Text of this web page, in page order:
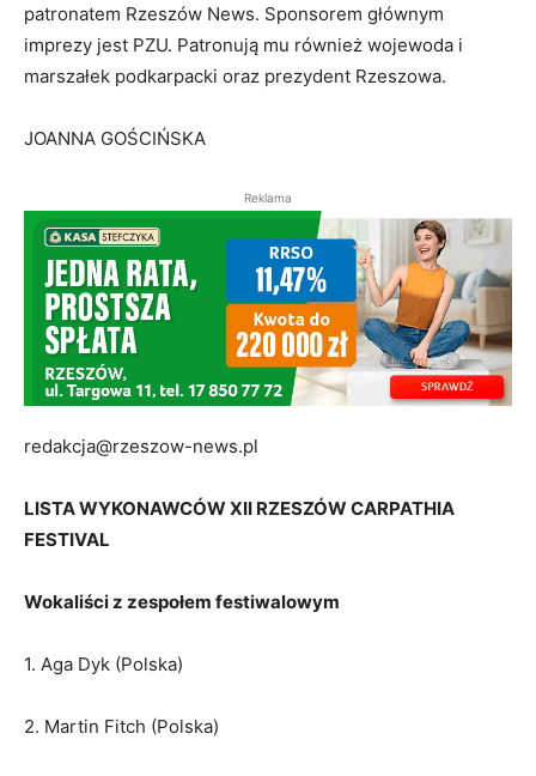
patronatem Rzeszów News. Sponsorem głównym
imprezy jest PZU. Patronują mu również wojewoda i
marszałek podkarpacki oraz prezydent Rzeszowa.
JOANNA GOŚCIŃSKA
Reklama
redakcja@rzeszow-news.pl
LISTA WYKONAWCÓW XII RZESZÓW CARPATHIA
FESTIVAL
Wokaliści z zespołem festiwalowym
1. Aga Dyk (Polska)
2. Martin Fitch (Polska)